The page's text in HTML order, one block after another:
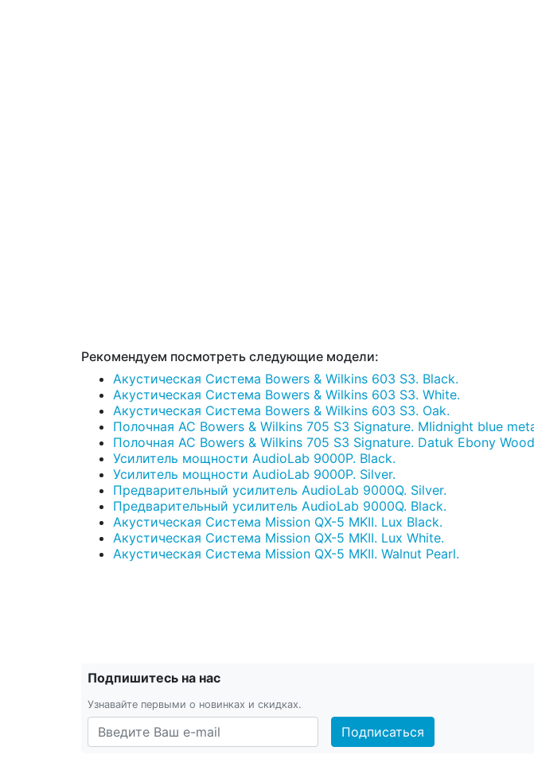
Рекомендуем посмотреть следующие модели:
Акустическая Система Bowers & Wilkins 603 S3. Black.
Акустическая Система Bowers & Wilkins 603 S3. White.
Акустическая Система Bowers & Wilkins 603 S3. Oak.
Полочная АС Bowers & Wilkins 705 S3 Signature. MIidnight blue
Полочная АС Bowers & Wilkins 705 S3 Signature. Datuk Ebony
Усилитель мощности AudioLab 9000P. Black.
Усилитель мощности AudioLab 9000P. Silver.
Предварительный усилитель AudioLab 9000Q. Silver.
Предварительный усилитель AudioLab 9000Q. Black.
Акустическая Система Mission QX-5 MKII. Lux Black.
Акустическая Система Mission QX-5 MKII. Lux White.
Акустическая Система Mission QX-5 MKII. Walnut Pearl.
Подпишитесь на нас
Узнавайте первыми о новинках и скидках.
Подписаться